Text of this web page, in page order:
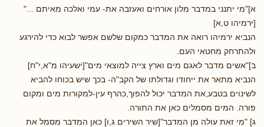
א]"מי יתנני במדבר מלון אורחים ואעזבה את- עמי ואלכה מאיתם ..."
[ירמיהו ט,א]
הנביא ירמיהו רואה את המדבר כמקום שלשם אפשר לבוא כדי להירגע
ולהתרחק מחטאי העם.
ב]"אשים מדבר לאגם מים וארץ צייה למוצאי מים"[ישעיהו מ"א,י"ח]
הנביא מתאר את ייחודו וגדולתו של הקב"ה- בכך שיש בכוחו להביא
לשינוים בטבע,את המדבר יכול להפוך,כהרף עין-למקורות מים ומקום
פורה. המים מסמלים כאן את התורה.
ג] "מי זאת עולה מן המדבר"[שיר השירים ג,ו] כאן המדבר מסמל את